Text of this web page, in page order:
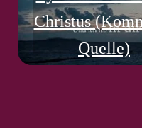
Christus
Quelle)